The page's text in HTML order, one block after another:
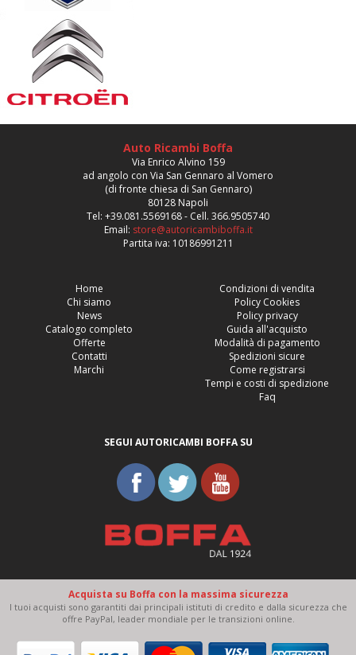
Auto Ricambi Boffa
Via Enrico Alvino 159
ad angolo con Via San Gennaro al Vomero
(di fronte chiesa di San Gennaro)
80128 Napoli
Tel: +39.081.5569168 - Cell. 366.9505740
Email: store@autoricambiboffa.it
Partita iva: 10186991211
Home
Chi siamo
News
Catalogo completo
Offerte
Contatti
Marchi
Condizioni di vendita
Policy Cookies
Policy privacy
Guida all'acquisto
Modalità di pagamento
Spedizioni sicure
Come registrarsi
Tempi e costi di spedizione
Faq
SEGUI AUTORICAMBI BOFFA SU
Acquista su Boffa con la massima sicurezza
I tuoi acquisti sono garantiti dai principali istituti di credito e dalla sicurezza che
offre PayPal, leader mondiale per le transizioni online.